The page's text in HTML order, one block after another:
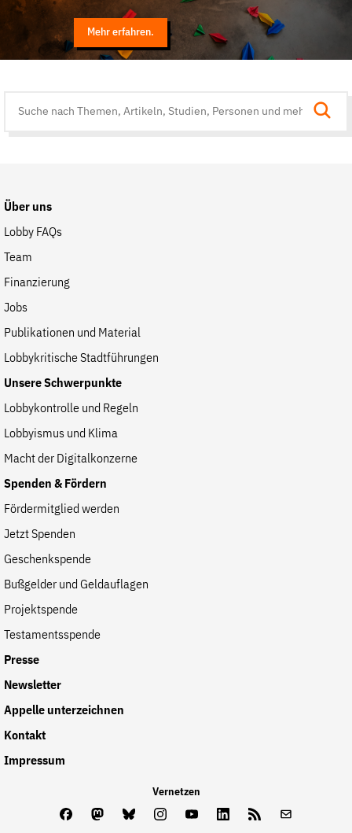
Mehr erfahren.
Über uns
Lobby FAQs
Team
Finanzierung
Jobs
Publikationen und Material
Lobbykritische Stadtführungen
Unsere Schwerpunkte
Lobbykontrolle und Regeln
Lobbyismus und Klima
Macht der Digitalkonzerne
Spenden & Fördern
Fördermitglied werden
Jetzt Spenden
Geschenkspende
Bußgelder und Geldauflagen
Projektspende
Testamentsspende
Presse
Newsletter
Appelle unterzeichnen
Kontakt
Impressum
Vernetzen
FacebookMastodon
BlueskyInstagram
YoutubeLinkedInFeed